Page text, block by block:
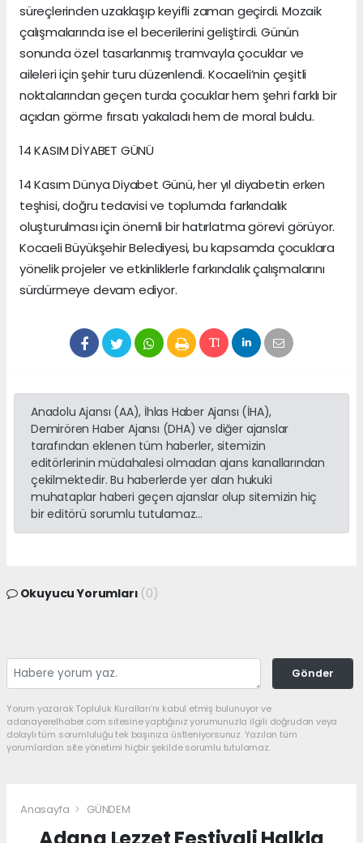
süreçlerinden uzaklaşıp keyifli zaman geçirdi. Mozaik
çalışmalarında ise el becerilerini geliştirdi. Günün
sonunda özel tasarlanmış tramvayla çocuklar ve
aileleri için şehir turu düzenlendi. Kocaeli’nin çeşitli
noktalarından geçen turda çocuklar hem şehri farklı bir
açıdan görme fırsatı yakaladı hem de moral buldu.
14 KASIM DİYABET GÜNÜ
14 Kasım Dünya Diyabet Günü, her yıl diyabetin erken
teşhisi, doğru tedavisi ve toplumda farkındalık
oluşturulması için önemli bir hatırlatma görevi görüyor.
Kocaeli Büyükşehir Belediyesi, bu kapsamda çocuklara
yönelik projeler ve etkinliklerle farkındalık çalışmalarını
sürdürmeye devam ediyor.
Anadolu Ajansı (AA), İhlas Haber Ajansı (İHA),
Demirören Haber Ajansı (DHA) ve diğer ajanslar
tarafından eklenen tüm haberler, sitemizin
editörlerinin müdahalesi olmadan ajans kanallarından
çekilmektedir. Bu haberlerde yer alan hukuki
muhataplar haberi geçen ajanslar olup sitemizin hiç
bir editörü sorumlu tutulamaz...
Okuyucu Yorumları (0)
Gönder
Yorum yazarak Topluluk Kuralları’nı kabul etmiş bulunuyor ve
adanayerelhaber.com sitesine yaptığınız yorumunuzla ilgili doğrudan veya
dolaylı tüm sorumluluğu tek başınıza üstleniyorsunuz. Yazılan tüm
yorumlardan site yönetimi hiçbir şekilde sorumlu tutulamaz.
Anasayfa GÜNDEM